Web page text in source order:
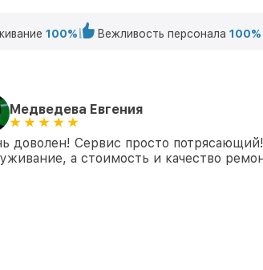
100% Вежливость персонала 100%
Медведева Евгения
доволен! Сервис просто
а стоимость и качество